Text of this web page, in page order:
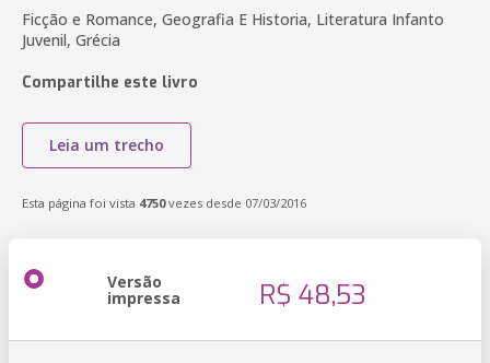
Ficção e Romance, Geografia E Historia, Literatura Infanto
Juvenil, Grécia
Compartilhe este livro
Leia um trecho
Esta página foi vista 4750vezes desde 07/03/2016
Versão
impressa R$ 48,53